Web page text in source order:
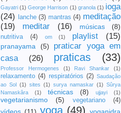
Gayatri (1) George Harrison (1) granola (1) ioga
(24)
lanche (3) mantras (4) meditação
(19)
meditar (16) músicas (8)
nutritiva (4) om (1) playlist (15)
pranayama (5)
praticar yoga em
casa
(26) praticas (33)
Professor Hermogenes (1) Ravi Shankar (1)
relaxamento (4) respiratórios (2) Saudação
ao Sol (1) sites (1) surya namaskar (1) Sûrya
Namaskâra
(1) técnicas (8) ujjayi (1)
vegetarianismo (5) vegetariano (4)
vídeos (11) yoga (49)
yoganidra